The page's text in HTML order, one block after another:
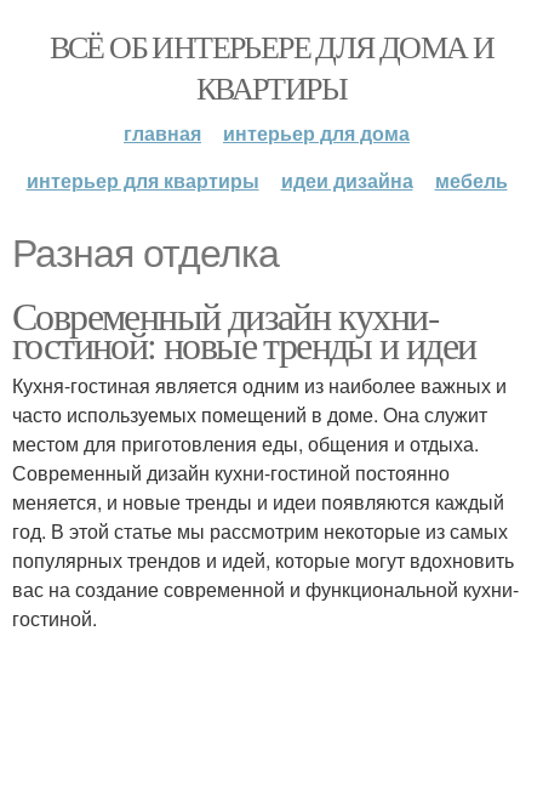
ВСЁ ОБ ИНТЕРЬЕРЕ ДЛЯ ДОМА И
КВАРТИРЫ
главная
интерьер для дома
интерьер для квартиры
идеи дизайна мебель
Разная отделка
Современный дизайн кухни-
гостиной: новые тренды и идеи
Кухня-гостиная является одним из наиболее важных и
часто используемых помещений в доме. Она служит
местом для приготовления еды, общения и отдыха.
Современный дизайн кухни-гостиной постоянно
меняется, и новые тренды и идеи появляются каждый
год. В этой статье мы рассмотрим некоторые из самых
популярных трендов и идей, которые могут вдохновить
вас на создание современной и функциональной кухни-
гостиной.